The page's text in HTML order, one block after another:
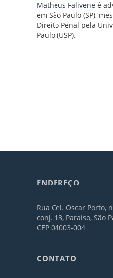
Matheus Falivene é
em São Paulo (SP),
Direito Penal pela
Paulo (USP).
ENDEREÇO
Rua Cel. Oscar Porto,
conj. 13, Paraíso, São
CEP 04003-004
CONTATO